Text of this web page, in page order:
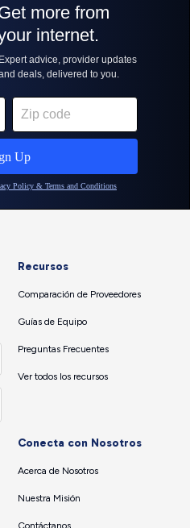
Recursos
Comparación de Proveedores
Guías de Equipo
Preguntas Frecuentes
Ver todos los recursos
Conecta con Nosotros
Acerca de Nosotros
Nuestra Misión
Contáctanos